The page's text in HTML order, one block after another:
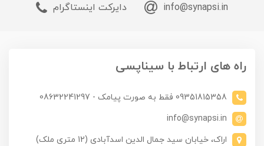
info@synapsi.in دایرکت اینستاگرام
راه های ارتباط با سیناپسی
09351815358 فقط به صورت پیامک - 08632241297
info@synapsi.in
اراک، خیابان سید جمال الدین اسدآبادی (12 متری ملک)